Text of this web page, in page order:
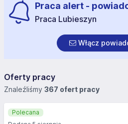
Praca alert -
Praca Lubieszyn
Włącz
Oferty pracy
Znaleźliśmy 367 ofert pracy
Polecana